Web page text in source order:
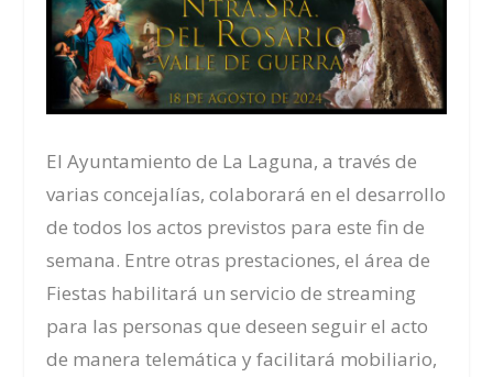
El Ayuntamiento de La Laguna, a través de
varias concejalías, colaborará en el desarrollo
de todos los actos previstos para este fin de
semana. Entre otras prestaciones, el área de
Fiestas habilitará un servicio de streaming
para las personas que deseen seguir el acto
de manera telemática y facilitará mobiliario,